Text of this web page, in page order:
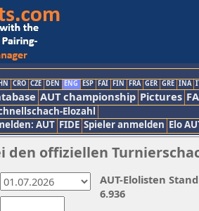
CRO CZE DEN ENG ESP FAI FIN FRA GER GRE INA
AUT championship Pictures
Elozahl
AUT FIDE Spieler anmelden Elo
den offiziellen
AUT-Elolisten
6.936